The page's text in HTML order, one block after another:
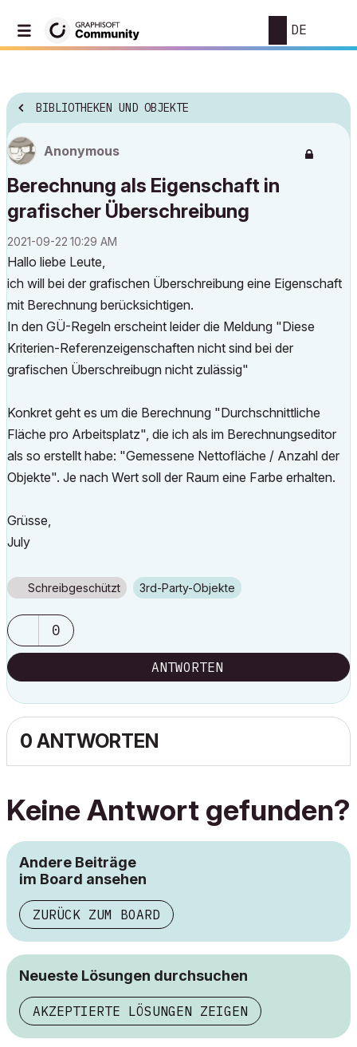
DE
BIBLIOTHEKEN UND OBJEKTE
Anonymous
Berechnung als Eigenschaft in
grafischer Überschreibung
‎2021-09-22 10:29 AM
Hallo liebe Leute,
ich will bei der grafischen Überschreibung eine Eigenschaft
mit Berechnung berücksichtigen.
In den GÜ-Regeln erscheint leider die Meldung "Diese
Kriterien-Referenzeigenschaften nicht sind bei der
grafischen Überschreibugn nicht zulässig"
Konkret geht es um die Berechnung "Durchschnittliche
Fläche pro Arbeitsplatz", die ich als im Berechnungseditor
als so erstellt habe: "Gemessene Nettofläche / Anzahl der
Objekte". Je nach Wert soll der Raum eine Farbe erhalten.
Grüsse,
July
Schreibgeschützt 3rd-Party-Objekte
0
ANTWORTEN
0 ANTWORTEN
Keine Antwort gefunden?
Andere Beiträge
im Board ansehen
ZURÜCK ZUM BOARD
Neueste Lösungen durchsuchen
AKZEPTIERTE LÖSUNGEN ZEIGEN